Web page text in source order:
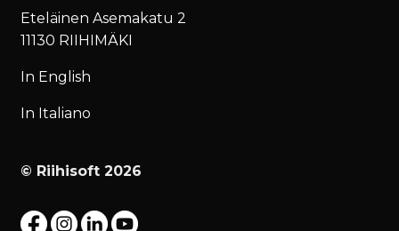
Eteläinen Asemakatu 2
11130 RIIHIMÄKI
In English
In Italiano
© Riihisoft 2026